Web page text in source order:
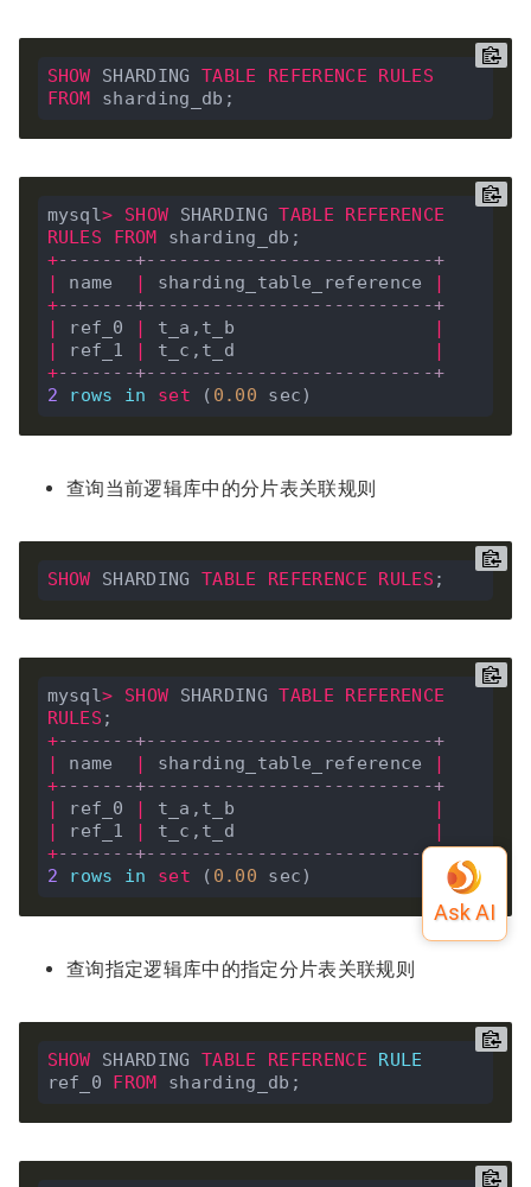
SHOW SHARDING TABLE REFERENCE
RULES
FROM
mysql> SHOW SHARDING TABLE
REFERENCE
RULES
FROM
+-------+--------------------------+
name sharding_table_reference
+-------+--------------------------+
ref_0 t_a,t_b
ref_1 t_c,t_d
+-------+--------------------------+
2
rows in set ( 0 . 00
查询当前逻辑库中的分片表关联规则
SHOW SHARDING TABLE REFERENCE RULES
mysql> SHOW SHARDING TABLE
REFERENCE
RULES
+-------+--------------------------+
name sharding_table_reference
+-------+--------------------------+
ref_0 t_a,t_b
ref_1 t_c,t_d
+-------+--------------------------+
2
rows in set ( 0 . 00
查询指定逻辑库中的指定分片表关联规则
SHOW SHARDING TABLE REFERENCE
RULE
ref_0
FROM